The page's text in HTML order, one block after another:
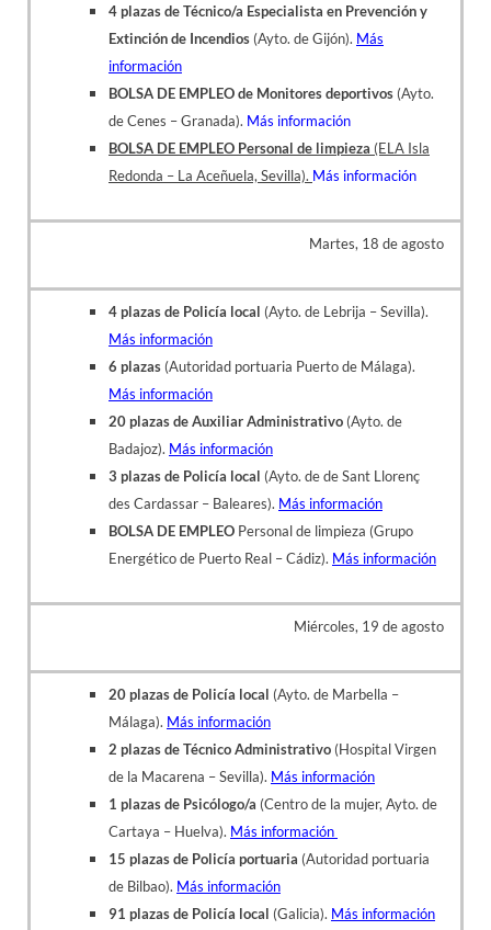
4 plazas de Técnico/a Especialista en Prevención y
Extinción de Incendios (Ayto. de Gijón). Más
información
BOLSA DE EMPLEO de Monitores deportivos (Ayto.
de Cenes – Granada). Más información
BOLSA DE EMPLEO Personal de limpieza (ELA Isla
Redonda – La Aceñuela, Sevilla). Más información
Martes, 18 de agosto
4 plazas de Policía local (Ayto. de Lebrija – Sevilla).
Más información
6 plazas (Autoridad portuaria Puerto de Málaga).
Más información
20 plazas de Auxiliar Administrativo (Ayto. de
Badajoz). Más información
3 plazas de Policía local (Ayto. de de Sant Llorenç
des Cardassar – Baleares). Más información
BOLSA DE EMPLEO Personal de limpieza (Grupo
Energético de Puerto Real – Cádiz). Más información
Miércoles, 19 de agosto
20 plazas de Policía local (Ayto. de Marbella –
Málaga). Más información
2 plazas de Técnico Administrativo (Hospital Virgen
de la Macarena – Sevilla). Más información
1 plazas de Psicólogo/a (Centro de la mujer, Ayto. de
Cartaya – Huelva). Más información
15 plazas de Policía portuaria (Autoridad portuaria
de Bilbao). Más información
91 plazas de Policía local (Galicia). Más información